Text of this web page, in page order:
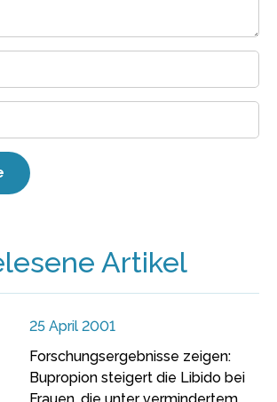
Artikel
25 April 2001
Forschungsergebnisse zeigen:
Bupropion steigert die Libido bei
Frauen, die unter vermindertem